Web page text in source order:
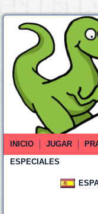
INICIO JUGAR
ESPECIALES